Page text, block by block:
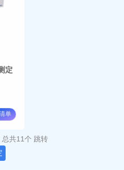
定
单
总共11个 跳转